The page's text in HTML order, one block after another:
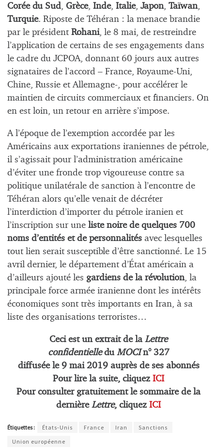
Corée du Sud, Grèce, Inde, Italie, Japon, Taïwan,
Turquie. Riposte de Téhéran : la menace brandie
par le président Rohani, le 8 mai, de restreindre
l’application de certains de ses engagements dans
le cadre du JCPOA, donnant 60 jours aux autres
signataires de l’accord – France, Royaume-Uni,
Chine, Russie et Allemagne-, pour accélérer le
maintien de circuits commerciaux et financiers. On
en est loin, un retour en arrière s’impose.
A l’époque de l’exemption accordée par les
Américains aux exportations iraniennes de pétrole,
il s’agissait pour l’administration américaine
d’éviter une fronde trop vigoureuse contre sa
politique unilatérale de sanction à l’encontre de
Téhéran alors qu’elle venait de décréter
l’interdiction d’importer du pétrole iranien et
l’inscription sur une liste noire de quelques 700
noms d’entités et de personnalités avec lesquelles
tout lien serait susceptible d’être sanctionné. Le 15
avril dernier, le département d’État américain a
d’ailleurs ajouté les gardiens de la révolution, la
principale force armée iranienne dont les intérêts
économiques sont très importants en Iran, à sa
liste des organisations terroristes…
Ceci est un extrait de la Lettre
confidentielledu MOCIn° 327
diffusée le9 mai 2019 auprès de ses abonnés
Pour lire la suite, cliquez ICI
Pour consulter gratuitement le sommaire de la
dernière Lettre, cliquez ICI
Étiquettes : États-Unis France Iran
Sanctions
Union européenne